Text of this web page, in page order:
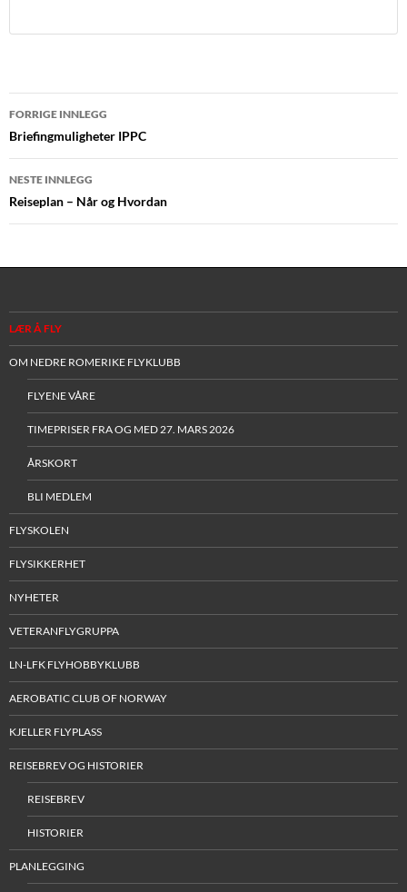
Innleggsnavigasjon
FORRIGE INNLEGG
Briefingmuligheter IPPC
NESTE INNLEGG
Reiseplan – Når og Hvordan
LÆR Å FLY
OM NEDRE ROMERIKE FLYKLUBB
FLYENE VÅRE
TIMEPRISER FRA OG MED 27. MARS 2026
ÅRSKORT
BLI MEDLEM
FLYSKOLEN
FLYSIKKERHET
NYHETER
VETERANFLYGRUPPA
LN-LFK FLYHOBBYKLUBB
AEROBATIC CLUB OF NORWAY
KJELLER FLYPLASS
REISEBREV OG HISTORIER
REISEBREV
HISTORIER
PLANLEGGING